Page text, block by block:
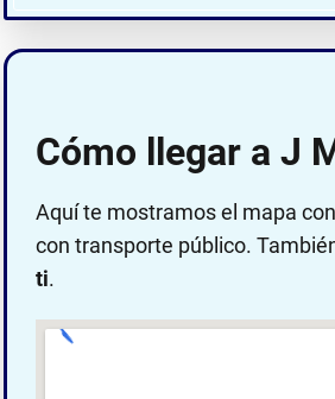
Cómo llegar a J
Aquí te mostramos el mapa
con transporte público.
ti.